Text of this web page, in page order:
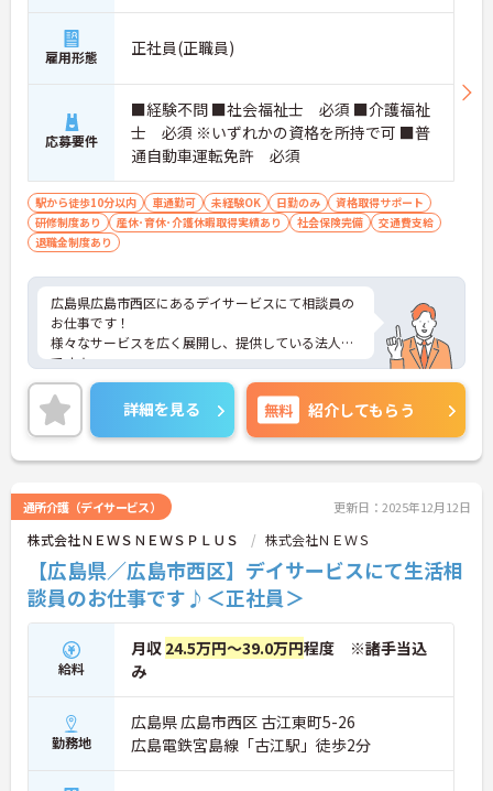
雇用形態 正社員(正職員)
応募要件
■経験不問 ■社会福祉士 必須 ■介護福祉
士 必須 ※いずれかの資格を所持で可 ■普
通自動車運転免許 必須
駅から徒歩10分以内 車通勤可 未経験OK 日勤のみ
資格取得サポート
研修制度あり
産休･育休･介護休暇取得実績あり 社会保険完備
交通費支給
退職金制度あり
広島県広島市西区にあるデイサービスにて相談員の
お仕事です！
様々なサービスを広く展開し、提供している法人様
です★
ご興味ある方には、面接対策ポイントなど、さらに
詳細をお話しいたしますのでお気軽にご相談くださ
い。
詳細を見る 無料 紹介してもらう
通所介護（デイサービス） 更新日：2025年12月12日
株式会社ＮＥＷＳＮＥＷＳＰＬＵＳ 株式会社ＮＥＷＳ
【広島県／広島市西区】デイサービスにて生活相
談員のお仕事です♪＜正社員＞
給料
月収 24.5万円～39.0万円程度 ※諸手当込
み
勤務地
広島県 広島市西区 古江東町5-26
広島電鉄宮島線「古江駅」徒歩2分